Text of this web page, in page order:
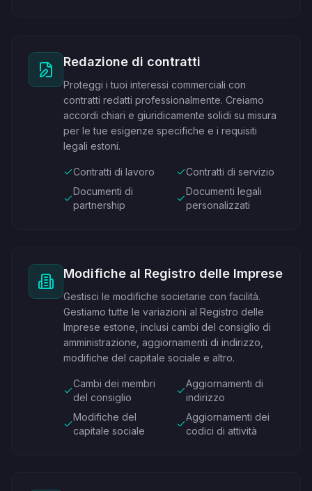
Redazione di contratti
Proteggi i tuoi interessi commerciali con
contratti redatti professionalmente. Creiamo
accordi chiari e giuridicamente solidi su misura
per le tue esigenze specifiche e i requisiti
legali estoni.
Contratti di lavoro
Contratti di servizio
Documenti di
partnership
Documenti legali
personalizzati
Modifiche al Registro delle Imprese
Gestisci le modifiche societarie con facilità.
Gestiamo tutte le variazioni al Registro delle
Imprese estone, inclusi cambi del consiglio di
amministrazione, aggiornamenti di indirizzo,
modifiche del capitale sociale e altro.
Cambi dei membri
del consiglio
Aggiornamenti di
indirizzo
Modifiche del
capitale sociale
Aggiornamenti dei
codici di attività